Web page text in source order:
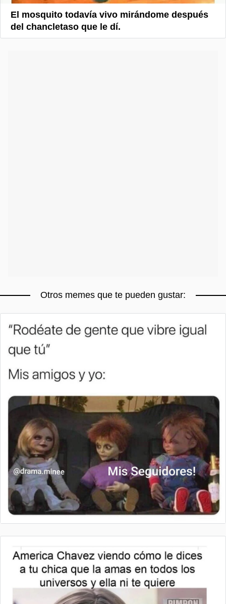
El mosquito todavía vivo mirándome después
del chancletaso que le dí.
Otros memes que te pueden gustar: